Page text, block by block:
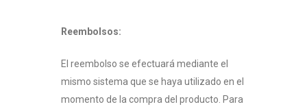
Reembolsos:
El reembolso se efectuará mediante el
mismo sistema que se haya utilizado en el
momento de la compra del producto. Para